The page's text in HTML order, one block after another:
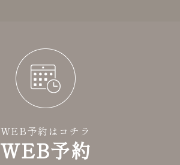
WEB予約はコチラ
WEB予約